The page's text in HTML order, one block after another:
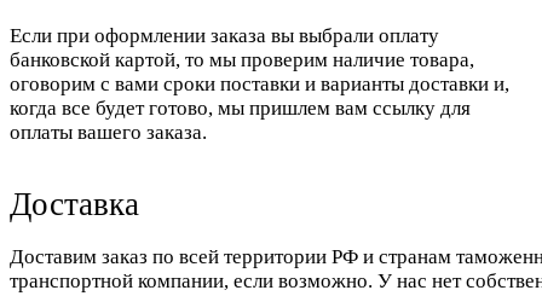
Если при оформлении заказа вы выбрали оплату
банковской картой, то мы проверим наличие товара,
оговорим с вами сроки поставки и варианты доставки и,
когда все будет готово, мы пришлем вам ссылку для
оплаты вашего заказа.
Доставка
Доставим заказ по всей территории РФ и странам
транспортной компании, если возможно. У нас нет